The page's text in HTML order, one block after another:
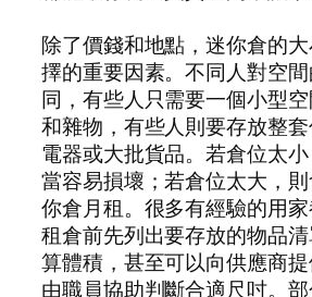
除了價錢和地點，迷你倉的
擇的重要因素。不同人對空
同，有些人只需要一個小型
和雜物，有些人則要存放整套
電器或大批貨品。若倉位太
當容易損壞；若倉位太大，
你倉月租。很多有經驗的用
租倉前先列出要存放的物品
算體積，甚至可以向供應商提
由職員協助判斷合適尺吋。